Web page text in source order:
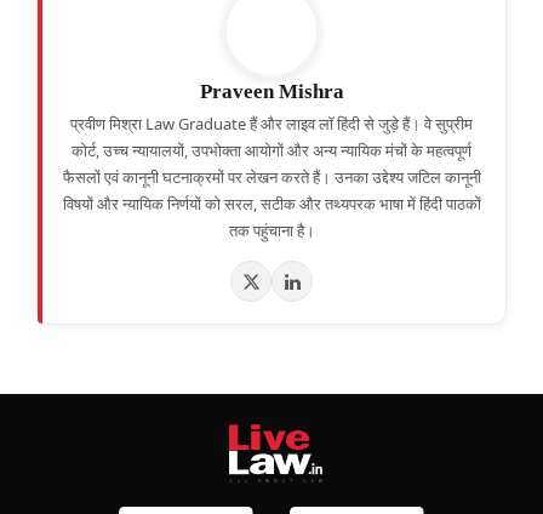
Praveen Mishra
प्रवीण मिश्रा Law Graduate हैं और लाइव लॉ हिंदी से जुड़े हैं। वे सुप्रीम
कोर्ट, उच्च न्यायालयों, उपभोक्ता आयोगों और अन्य न्यायिक मंचों के महत्वपूर्ण
फैसलों एवं कानूनी घटनाक्रमों पर लेखन करते हैं। उनका उद्देश्य जटिल कानूनी
विषयों और न्यायिक निर्णयों को सरल, सटीक और तथ्यपरक भाषा में हिंदी पाठकों
तक पहुंचाना है।